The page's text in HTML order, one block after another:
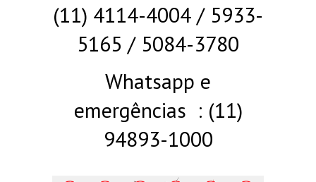
(11) 4114-4004 / 5933-
5165 / 5084-3780
Whatsapp e
emergências : (11)
94893-1000